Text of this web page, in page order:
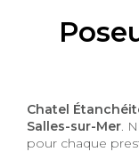
Chatel
Salles-sur-Mer.
pour chaque